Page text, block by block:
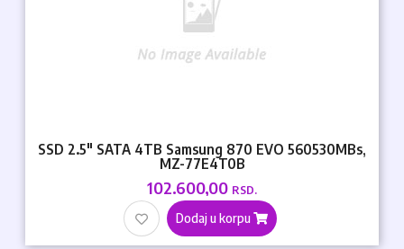
SSD 2.5" SATA 4TB Samsung 870 EVO 560530MBs,
MZ-77E4T0B
102.600,00 RSD.
Dodaj u korpu